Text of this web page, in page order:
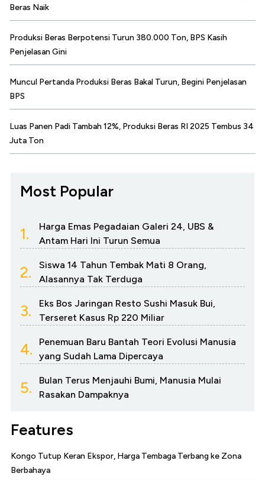
Beras Naik
Produksi Beras Berpotensi Turun 380.000 Ton, BPS Kasih
Penjelasan Gini
Muncul Pertanda Produksi Beras Bakal Turun, Begini Penjelasan
BPS
Luas Panen Padi Tambah 12%, Produksi Beras RI 2025 Tembus 34
Juta Ton
Most Popular
1.
Harga Emas Pegadaian Galeri 24, UBS &
Antam Hari Ini Turun Semua
2.
Siswa 14 Tahun Tembak Mati 8 Orang,
Alasannya Tak Terduga
3.
Eks Bos Jaringan Resto Sushi Masuk Bui,
Terseret Kasus Rp 220 Miliar
4.
Penemuan Baru Bantah Teori Evolusi Manusia
yang Sudah Lama Dipercaya
5.
Bulan Terus Menjauhi Bumi, Manusia Mulai
Rasakan Dampaknya
Features
Kongo Tutup Keran Ekspor, Harga Tembaga Terbang ke Zona
Berbahaya